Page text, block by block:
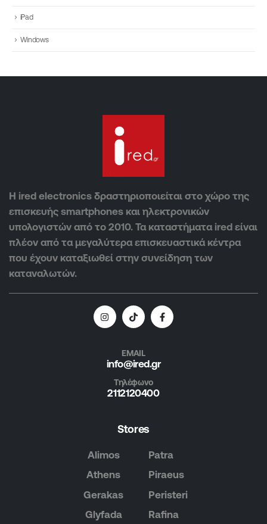
iPad
Windows
Η ired electronics δραστηριοποιείται στο χώρο της
επισκευής smartphones και ηλεκτρονικών
υπολογιστών από το 2010. Τα καταστήματα ired είναι
πλέον από τα μεγαλύτερα επισκευαστικά κέντρα
που έχουν καταξιωθεί στην συνείδηση των
καταναλωτών.
EMAIL
info@ired.gr
Τηλέφωνο
2112120400
Stores
Alimos
Athens
Gerakas
Glyfada
Patra
Piraeus
Peristeri
Rafina